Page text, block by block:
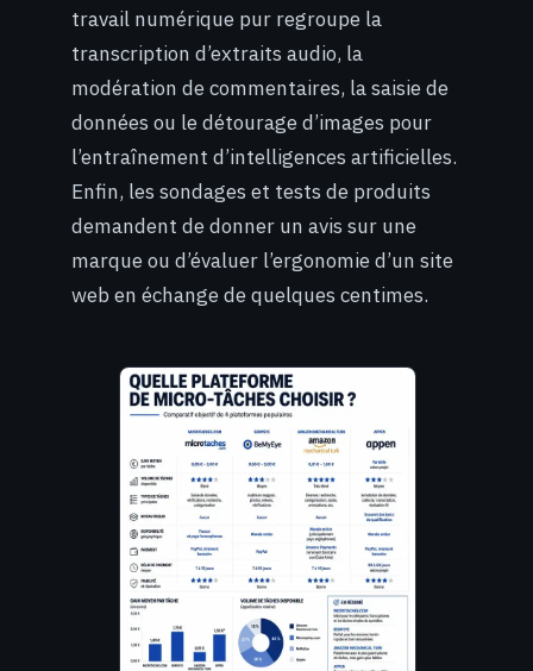
travail numérique pur regroupe la
transcription d’extraits audio, la
modération de commentaires, la saisie de
données ou le détourage d’images pour
l’entraînement d’intelligences artificielles.
Enfin, les sondages et tests de produits
demandent de donner un avis sur une
marque ou d’évaluer l’ergonomie d’un site
web en échange de quelques centimes.